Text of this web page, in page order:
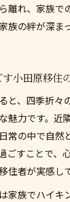
離れ、家族で
族の絆が深ま
す小田原移住
と、四季折々
魅力です。近
常の中で自然
ごすことで、
住者が実感し
家族でハイキ